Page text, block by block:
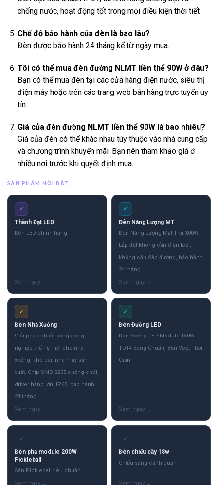
chống nước, hoạt động tốt trong mọi điều kiện thời tiết.
Chế độ bảo hành của đèn là bao lâu?
Đèn được bảo hành 24 tháng kể từ ngày mua.
Tôi có thể mua đèn đường NLMT liền thể 90W ở đâu?
Bạn có thể mua đèn tại các cửa hàng điện nước, siêu thị
điện máy hoặc trên các trang web bán hàng trực tuyến uy
tín.
Giá của đèn đường NLMT liền thể 90W là bao nhiêu?
Giá của đèn có thể khác nhau tùy thuộc vào nhà cung cấp
và chương trình khuyến mãi. Bạn nên tham khảo giá ở
nhiều nơi trước khi quyết định mua.
SẢN PHẨM NỔI BẬT
✓
Thành Đạt LED
Đèn LED chính hãng
✓
Đèn Năng Lượng MT
Đèn Năng Lượng Mặt Trời 300W
Lắp đặt không cần điện lưới,
không cần đào đường, bảo hành
24 tháng.
✓
Đèn Nhà Xưởng
Giải pháp chiếu sáng công
nghiệp thế hệ mới cho nhà
xưởng, kho bãi, nhà máy sản
xuất. Chip SMD 2835 chống chói,
driver hãng lớn, IP65, bảo hành
24 tháng.
✓
Đèn Đường LED
Đèn Đường LED Module 150W
TD14 Sáng Chuẩn, Bền Vượt Thời
Gian
✓
Đèn pha module 200W
Pickleball
Sân Pickleball tiêu chuẩn
✓
Đèn chiếu cây 18w
Chiếu sáng cảnh quan